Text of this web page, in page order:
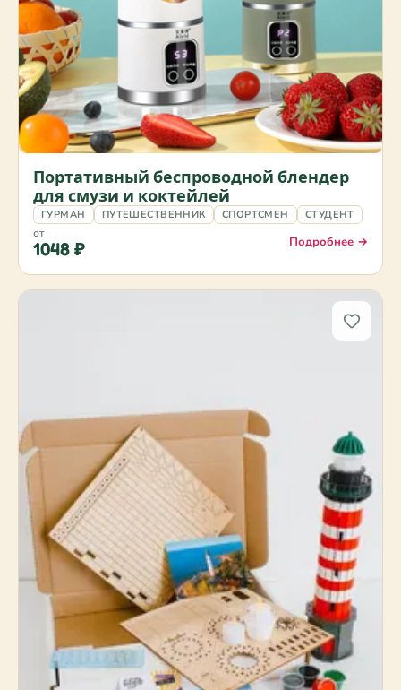
Портативный беспроводной блендер
для смузи и коктейлей
ГУРМАН ПУТЕШЕСТВЕННИК СПОРТСМЕН СТУДЕНТ
от
1048 ₽ Подробнее →